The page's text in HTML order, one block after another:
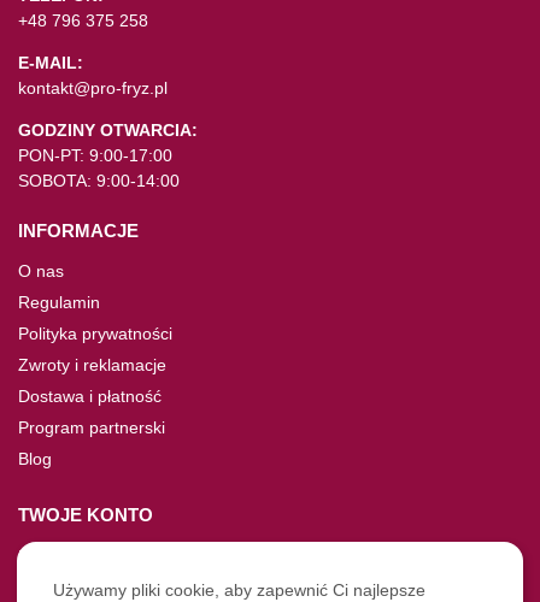
+48 796 375 258
E-MAIL:
kontakt@pro-fryz.pl
GODZINY OTWARCIA:
PON-PT: 9:00-17:00
SOBOTA: 9:00-14:00
INFORMACJE
O nas
Regulamin
Polityka prywatności
Zwroty i reklamacje
Dostawa i płatność
Program partnerski
Blog
TWOJE KONTO
Moje konto
Nie pamiętasz hasła?
Używamy pliki cookie, aby zapewnić Ci najlepsze